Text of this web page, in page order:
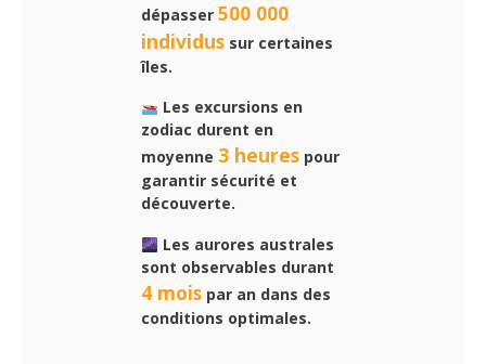
dépasser 500 000
individus sur certaines
îles.
Les excursions en
zodiac durent en
moyenne 3 heures pour
garantir sécurité et
découverte.
Les aurores australes
sont observables durant
4 mois par an dans des
conditions optimales.